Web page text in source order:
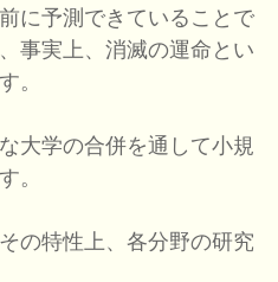
に予測できていることで
事実上、消滅の運命とい
。
大学の合併を通して小規
。
の特性上、各分野の研究